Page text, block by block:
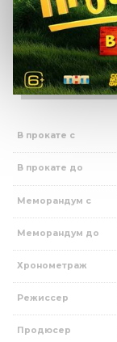
В прокате с
В прокате до
Меморандум с
Меморандум до
Хронометраж
Режиссер
Продюсер